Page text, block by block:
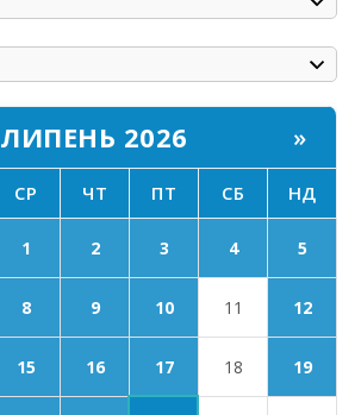
ЛИПЕНЬ 2026 »
СР ЧТ ПТ СБ НД
1 2 3 4 5
8 9 10 11 12
15 16 17 18 19